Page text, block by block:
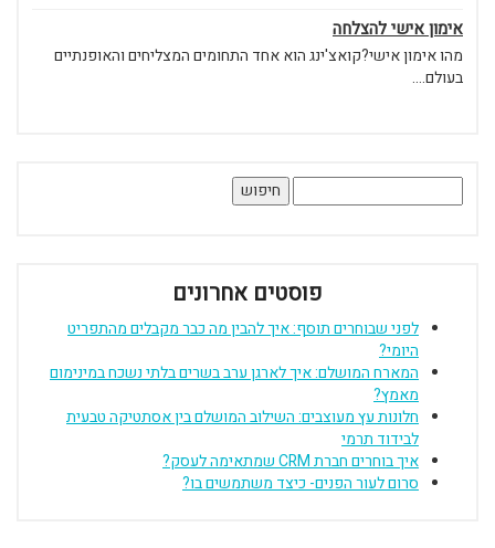
אימון אישי להצלחה
מהו אימון אישי?קואצ'ינג הוא אחד התחומים המצליחים והאופנתיים
בעולם....
חיפוש:
פוסטים אחרונים
לפני שבוחרים תוסף: איך להבין מה כבר מקבלים מהתפריט
היומי?
המארח המושלם: איך לארגן ערב בשרים בלתי נשכח במינימום
מאמץ?
חלונות עץ מעוצבים: השילוב המושלם בין אסתטיקה טבעית
לבידוד תרמי
איך בוחרים חברת CRM שמתאימה לעסק?
סרום לעור הפנים- כיצד משתמשים בו?